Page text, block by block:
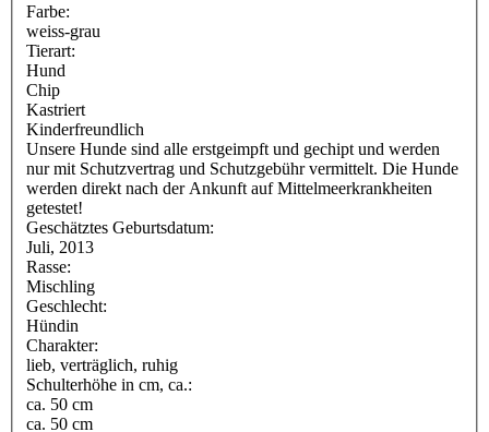
Farbe:
weiss-grau
Tierart:
Hund
Chip
Kastriert
Kinderfreundlich
Unsere Hunde sind alle erstgeimpft und gechipt und werden
nur mit Schutzvertrag und Schutzgebühr vermittelt. Die Hunde
werden direkt nach der Ankunft auf Mittelmeerkrankheiten
getestet!
Geschätztes Geburtsdatum:
Juli, 2013
Rasse:
Mischling
Geschlecht:
Hündin
Charakter:
lieb, verträglich, ruhig
Schulterhöhe in cm, ca.:
ca. 50 cm
ca. 50 cm